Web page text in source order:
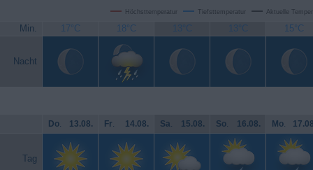
Höchsttemperatur Tiefsttemperatur Aktuelle
Min. 17°C 18°C 13°C 13°C 15°C
Nacht
Do. 13.08. Fr. 14.08. Sa. 15.08. So. 16.08. Mo.
Tag